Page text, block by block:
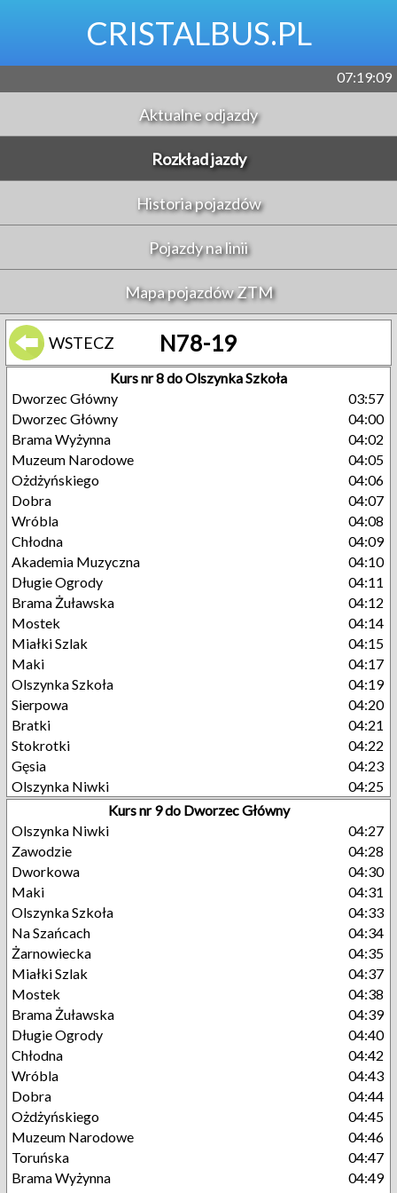
CRISTALBUS.PL
07:19:09
Aktualne odjazdy
Rozkład jazdy
Historia pojazdów
Pojazdy na linii
Mapa pojazdów ZTM
WSTECZ N78-19
Kurs nr 8 do Olszynka Szkoła
Dworzec Główny
03:57
Dworzec Główny
04:00
Brama Wyżynna
04:02
Muzeum Narodowe
04:05
Ożdżyńskiego
04:06
Dobra
04:07
Wróbla
04:08
Chłodna
04:09
Akademia Muzyczna
04:10
Długie Ogrody
04:11
Brama Żuławska
04:12
Mostek
04:14
Miałki Szlak
04:15
Maki
04:17
Olszynka Szkoła
04:19
Sierpowa
04:20
Bratki
04:21
Stokrotki
04:22
Gęsia
04:23
Olszynka Niwki
04:25
Kurs nr 9 do Dworzec Główny
Olszynka Niwki
04:27
Zawodzie
04:28
Dworkowa
04:30
Maki
04:31
Olszynka Szkoła
04:33
Na Szańcach
04:34
Żarnowiecka
04:35
Miałki Szlak
04:37
Mostek
04:38
Brama Żuławska
04:39
Długie Ogrody
04:40
Chłodna
04:42
Wróbla
04:43
Dobra
04:44
Ożdżyńskiego
04:45
Muzeum Narodowe
04:46
Toruńska
04:47
Brama Wyżynna
04:49